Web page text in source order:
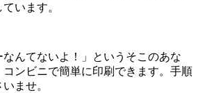
います。
なんてないよ！」というそこのあな
ンビニで簡単に印刷できます。手順
ませ。